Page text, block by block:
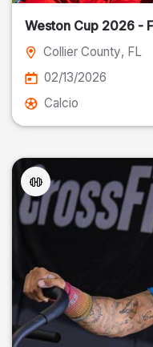
Weston Cup 2026 -
Collier County, FL
02/13/2026
Calcio